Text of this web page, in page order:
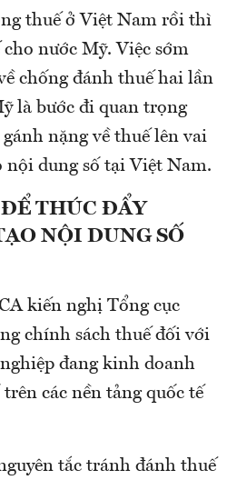
thuế ở Việt Nam rồi thì
nước Mỹ. Việc sớm
chống đánh thuế hai lần
là bước đi quan trọng
nặng về thuế lên vai
nội dung số tại Việt Nam.
THÚC ĐẨY
NỘI DUNG SỐ
kiến nghị Tổng cục
chính sách thuế đối với
đang kinh doanh
các nền tảng quốc tế
tắc tránh đánh thuế